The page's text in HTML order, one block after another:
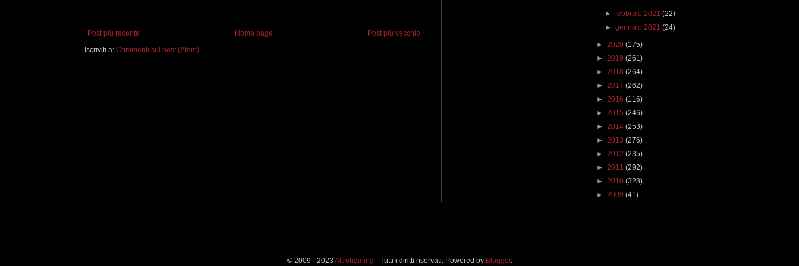
Post più recente Post più vecchio
Home page
Iscriviti a: Commenti sul post (Atom)
►febbraio 2021(22)
►gennaio 2021(24)
► 2020 (175)
► 2019 (261)
► 2018 (264)
► 2017 (262)
► 2016 (116)
► 2015 (246)
► 2014 (253)
► 2013 (276)
► 2012 (235)
► 2011 (292)
► 2010 (328)
► 2009 (41)
© 2009 - 2023 Altrotraining - Tutti i diritti riservati. Powered by Blogger.